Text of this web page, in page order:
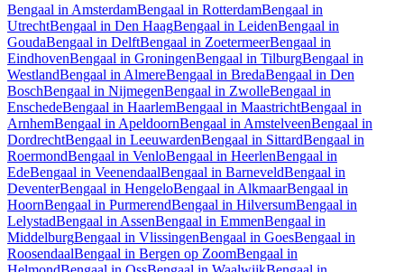
Bengaal in AmsterdamBengaal in RotterdamBengaal in
UtrechtBengaal in Den HaagBengaal in LeidenBengaal in
GoudaBengaal in DelftBengaal in ZoetermeerBengaal in
EindhovenBengaal in GroningenBengaal in TilburgBengaal in
WestlandBengaal in AlmereBengaal in BredaBengaal in Den
BoschBengaal in NijmegenBengaal in ZwolleBengaal in
EnschedeBengaal in HaarlemBengaal in MaastrichtBengaal in
ArnhemBengaal in ApeldoornBengaal in AmstelveenBengaal in
DordrechtBengaal in LeeuwardenBengaal in SittardBengaal in
RoermondBengaal in VenloBengaal in HeerlenBengaal in
EdeBengaal in VeenendaalBengaal in BarneveldBengaal in
DeventerBengaal in HengeloBengaal in AlkmaarBengaal in
HoornBengaal in PurmerendBengaal in HilversumBengaal in
LelystadBengaal in AssenBengaal in EmmenBengaal in
MiddelburgBengaal in VlissingenBengaal in GoesBengaal in
RoosendaalBengaal in Bergen op ZoomBengaal in